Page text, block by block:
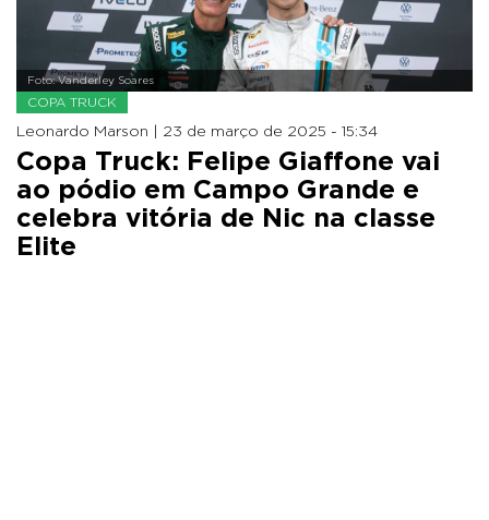
Foto: Vanderley Soares
COPA TRUCK
Leonardo Marson | 23 de março de 2025 - 15:34
Copa Truck: Felipe Giaffone vai
ao pódio em Campo Grande e
celebra vitória de Nic na classe
Elite